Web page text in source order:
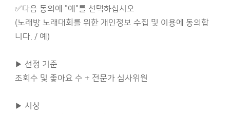
✅다음 동의에 "예"를 선택하십시오
(노래방 노래대회를 위한 개인정보 수집 및 이용에 동의합
니다. / 예)
▶ 선정 기준
조회수 및 좋아요 수 + 전문가 심사위원
▶ 시상